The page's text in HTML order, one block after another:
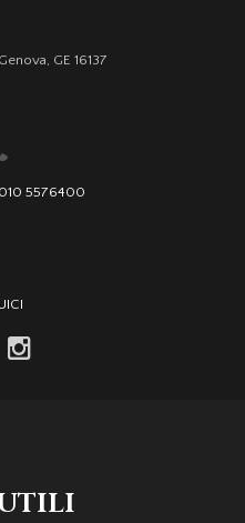
GE 16137
5576400
instagram